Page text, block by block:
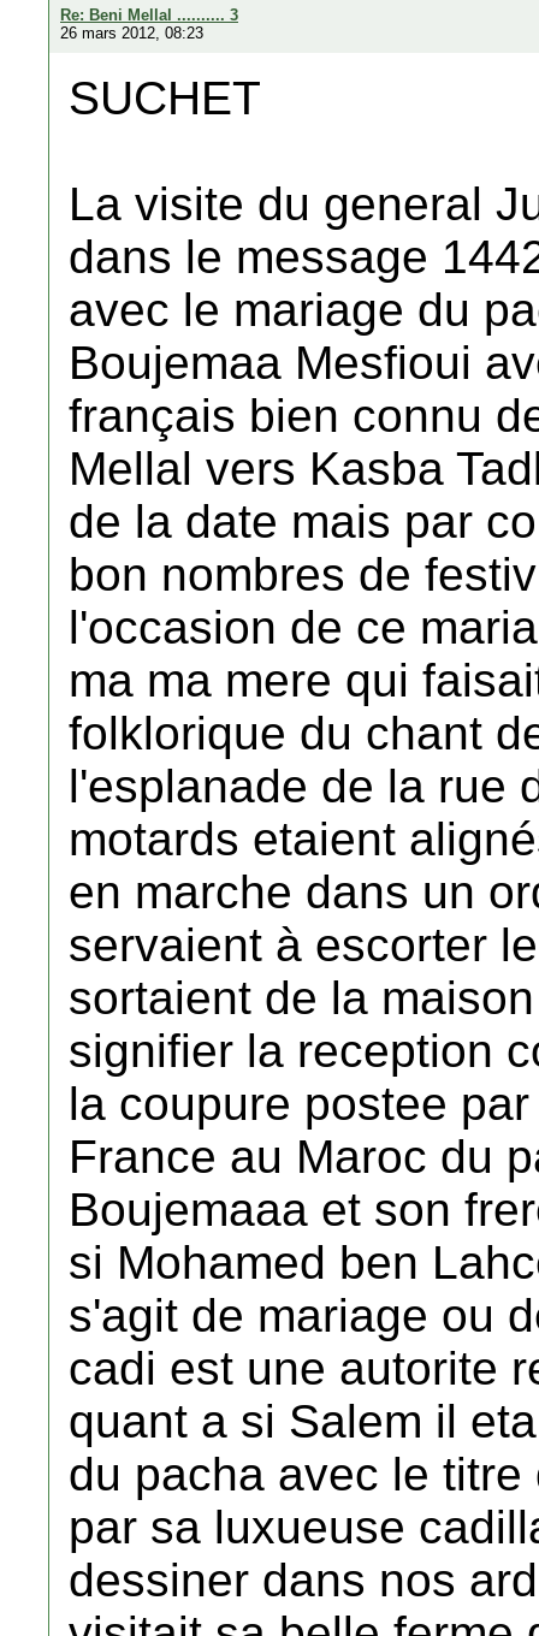
Re: Beni Mellal .......... 3
26 mars 2012, 08:23
SUCHET
La visite du general
dans le message
avec le mariage du
Boujemaa Mesfioui
français bien connu
Mellal vers Kasba
de la date mais par
bon nombres de
l'occasion de ce
ma ma mere qui
folklorique du chant
l'esplanade de la rue
motards etaient
en marche dans un
servaient à escorter
sortaient de la
signifier la reception
la coupure postee
France au Maroc du
Boujemaaa et son
si Mohamed ben
s'agit de mariage ou
cadi est une autorite
quant a si Salem il
du pacha avec le
par sa luxueuse
dessiner dans nos